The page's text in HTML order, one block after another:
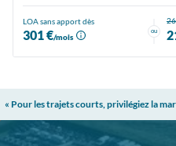
LOA sans apport dès
301 €/mois
ou
« Pour les trajets courts, privilégiez la